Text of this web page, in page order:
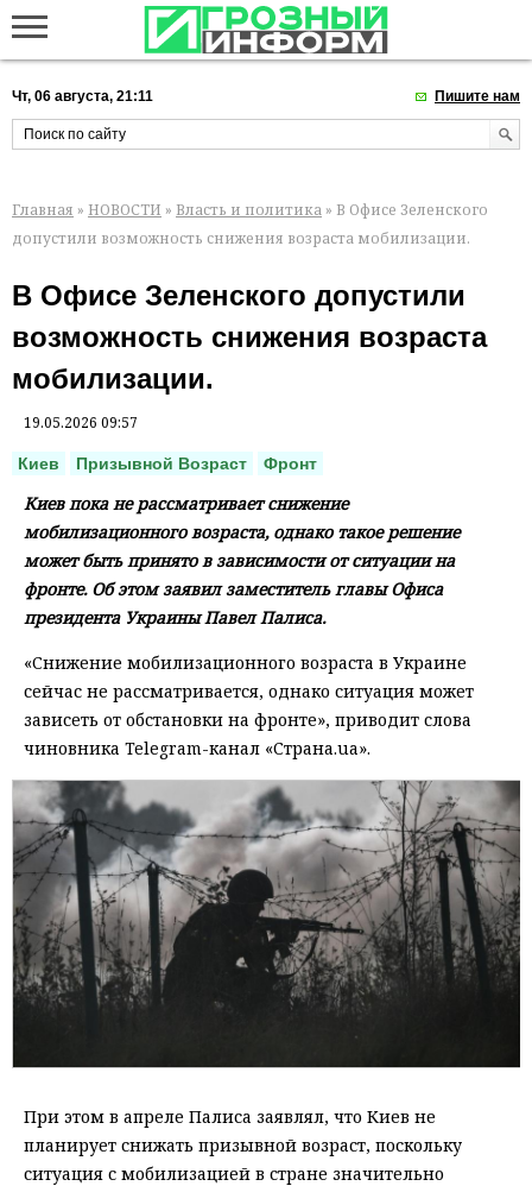
Чт, 06 августа, 21:11 Пишите нам
Главная » НОВОСТИ » Власть и политика » В Офисе Зеленского
допустили возможность снижения возраста мобилизации.
В Офисе Зеленского допустили
возможность снижения возраста
мобилизации.
19.05.2026 09:57
Киев Призывной Возраст Фронт
Киев пока не рассматривает снижение
мобилизационного возраста, однако такое решение
может быть принято в зависимости от ситуации на
фронте. Об этом заявил заместитель главы Офиса
президента Украины Павел Палиса.
«Снижение мобилизационного возраста в Украине
сейчас не рассматривается, однако ситуация может
зависеть от обстановки на фронте», приводит слова
чиновника Telegram-канал «Страна.ua».
При этом в апреле Палиса заявлял, что Киев не
планирует снижать призывной возраст, поскольку
ситуация с мобилизацией в стране значительно